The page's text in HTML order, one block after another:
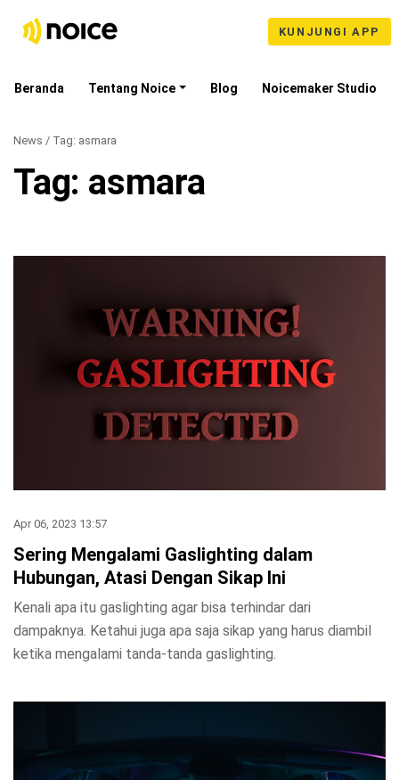
KUNJUNGI APP
Beranda Tentang Noice Blog Noicemaker Studio
News / Tag: asmara
Tag: asmara
Apr 06, 2023 13:57
Sering Mengalami Gaslighting dalam
Hubungan, Atasi Dengan Sikap Ini
Kenali apa itu gaslighting agar bisa terhindar dari
dampaknya. Ketahui juga apa saja sikap yang harus diambil
ketika mengalami tanda-tanda gaslighting.